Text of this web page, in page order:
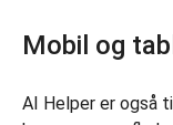
Mobil og
AI Helper er også